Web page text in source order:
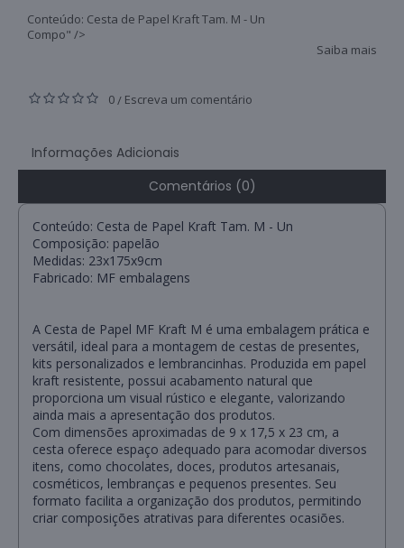
Conteúdo: Cesta de Papel Kraft Tam. M - Un
Compo" />
Saiba mais
0 / Escreva um comentário
Informações Adicionais
Comentários (0)
Conteúdo: Cesta de Papel Kraft Tam. M - Un
Composição: papelão
Medidas: 23x175x9cm
Fabricado: MF embalagens
A Cesta de Papel MF Kraft M é uma embalagem prática e
versátil, ideal para a montagem de cestas de presentes,
kits personalizados e lembrancinhas. Produzida em papel
kraft resistente, possui acabamento natural que
proporciona um visual rústico e elegante, valorizando
ainda mais a apresentação dos produtos.
Com dimensões aproximadas de 9 x 17,5 x 23 cm, a
cesta oferece espaço adequado para acomodar diversos
itens, como chocolates, doces, produtos artesanais,
cosméticos, lembranças e pequenos presentes. Seu
formato facilita a organização dos produtos, permitindo
criar composições atrativas para diferentes ocasiões.